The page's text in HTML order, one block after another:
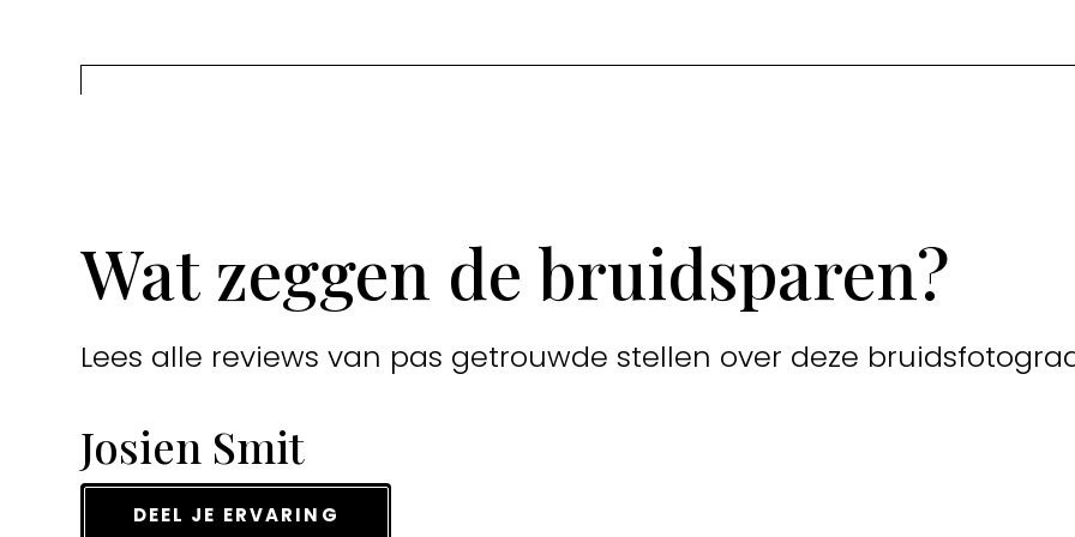
Wat zeggen de bruidsparen?
Lees alle reviews van pas getrouwde stellen over deze
Josien Smit
DEEL JE ERVARING